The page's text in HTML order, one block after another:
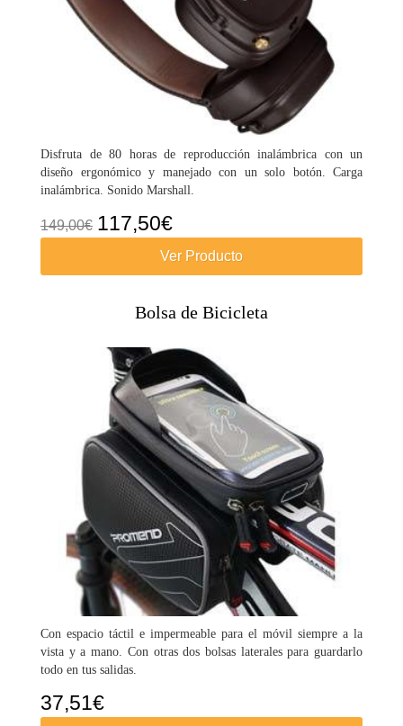
Disfruta de 80 horas de reproducción inalámbrica con un
diseño ergonómico y manejado con un solo botón. Carga
inalámbrica. Sonido Marshall.
149,00€ El
original
117,50€El
precio
actual
es:
Ver Producto
Bolsa de Bicicleta
Con espacio táctil e impermeable para el móvil siempre a la
vista y a mano. Con otras dos bolsas laterales para guardarlo
todo en tus salidas.
37,51€